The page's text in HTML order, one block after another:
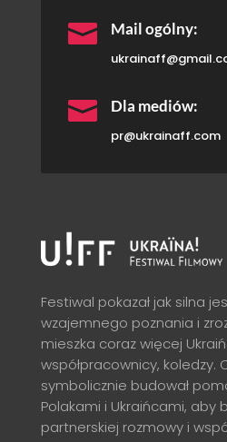
 Mail ogólny:
 Dla mediów:
pr@ukrainaff.com
Festiwal pokazał jak silna
wzajemnego poznania i
mieszka coraz więcej
współpracownicy, koledzy.
symbolicznie budował
Polakami i Ukraińcami, aby
partnerskiej rozmowy i